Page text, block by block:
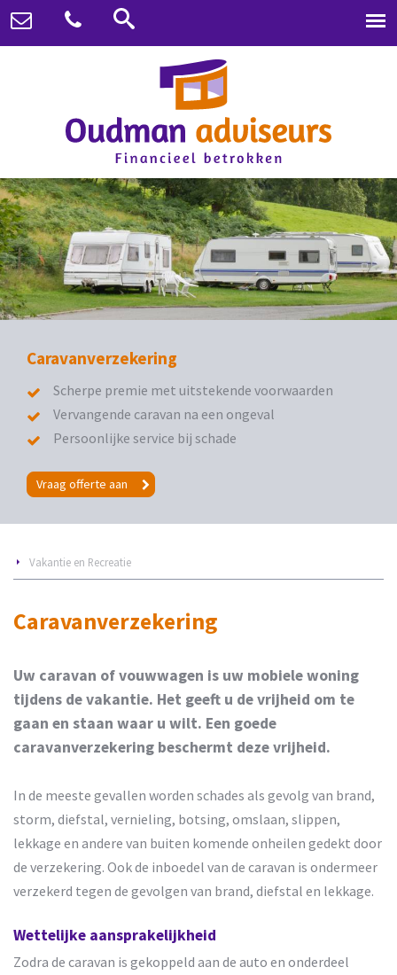
Caravanverzekering
Scherpe premie met uitstekende voorwaarden
Vervangende caravan na een ongeval
Persoonlijke service bij schade
Vraag offerte aan
Vakantie en Recreatie
Caravanverzekering
Uw caravan of vouwwagen is uw mobiele woning
tijdens de vakantie. Het geeft u de vrijheid om te
gaan en staan waar u wilt. Een goede
caravanverzekering beschermt deze vrijheid.
In de meeste gevallen worden schades als gevolg van brand,
storm, diefstal, vernieling, botsing, omslaan, slippen,
lekkage en andere van buiten komende onheilen gedekt door
de verzekering. Ook de inboedel van de caravan is ondermeer
verzekerd tegen de gevolgen van brand, diefstal en lekkage.
Wettelijke aansprakelijkheid
Zodra de caravan is gekoppeld aan de auto en onderdeel